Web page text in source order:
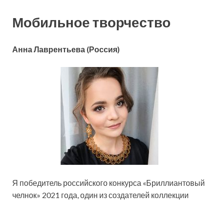
Мобильное творчество
Анна Лаврентьева (Россия)
Я победитель российского конкурса «Бриллиантовый
челнок» 2021 года, один из создателей коллекции